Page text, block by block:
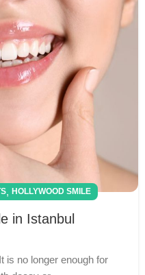
, HOLLYWOOD SMILE
in Istanbul
is no longer enough for